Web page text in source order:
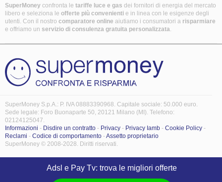
SuperMoney confronta le tariffe luce e gas dei fornitori di energia del mercato
libero e seleziona le offerte più convenienti e in linea con le esigenze degli
utenti. Con il nostro comparatore online aiutiamo i consumatori a risparmiare
e offriamo un servizio di consulenza gratuita personalizzata.
SuperMoney S.p.A.: P. IVA 08883390968. Capitale sociale: 50.000 euro.
Sede legale: Foro Buonaparte 50, 20121 Milano (MI). Telefono:
02124125047.
Informazioni - Disdire un contratto - Privacy - Privacy Iamb - Cookie Policy -
Reclami - Codice di comportamento -Assetto proprietario
SuperMoney © 2008-2028. Diritti riservati.
Adsl e Pay Tv: trova le migliori offerte